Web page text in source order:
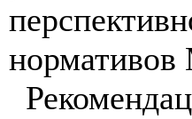
нормативов